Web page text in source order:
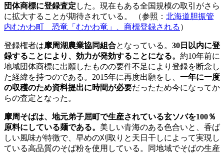
団体商標に登録査定 した。現在もある全国規模の取引がさら
に拡大することが期待されている。 （参照： 北海道胆振管
内むかわ町 恐竜「むかわ竜」、商標登録される ）
登録権者は摩周湖農業協同組合となっている。 30日以内に登
録することにより、効力が発効することになる。 約10年前に
地域団体商標に出願したものの要件不足により登録を断念し
た経緯を持つのである。2015年に再度出願をし、 一年に一度
の収穫のため資料提出に時間が必要だったため今になってか
らの査定となった。
摩周そばは、地元弟子屈町で生産されている玄ソバを100％
原料にしている麺である。 美しい青海のある色合いと、香ば
しい風味が特徴で、早めの刈取りと天日干しによって実現し
ている高品質のそば粉を使用している。同地域でそばの生産